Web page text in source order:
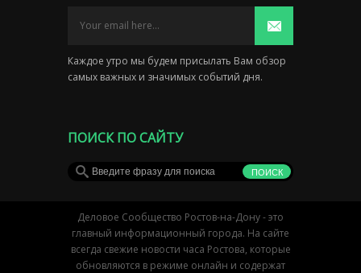
Каждое утро мы будем присылать Вам обзор
самых важных и значимых событий дня.
ПОИСК ПО САЙТУ
Деловое Сообщество Ростов-на-Дону - это
главный информационный города. На сайте
всегда свежие новости часа Ростова, которые
обновляются в режиме онлайн и содержат